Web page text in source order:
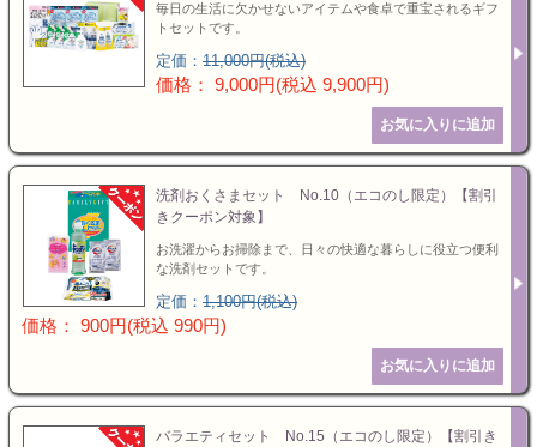
毎日の生活に欠かせないアイテムや食卓で重宝されるギフ
トセットです。
定価： 11,000円(税込)
価格： 9,000円(税込 9,900円)
洗剤おくさまセット No.10（エコのし限定）【割引
きクーポン対象】
お洗濯からお掃除まで、日々の快適な暮らしに役立つ便利
な洗剤セットです。
定価： 1,100円(税込)
価格： 900円(税込 990円)
バラエティセット No.15（エコのし限定）【割引き